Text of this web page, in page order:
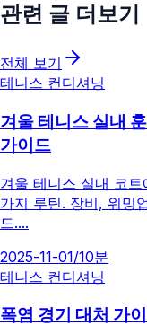
관련 글 더보기
전체 보기
테니스 컨디셔닝
겨울 테니스 실내
가이드
겨울 테니스 실내 코
가지 루틴. 장비, 워밍
드....
2025-11-01/10분
테니스 컨디셔닝
폭염 경기 대처 가